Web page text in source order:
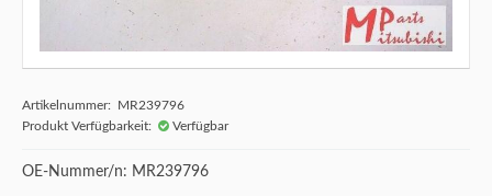
Artikelnummer: MR239796
Produkt Verfügbarkeit:
Verfügbar
OE-Nummer/n: MR239796